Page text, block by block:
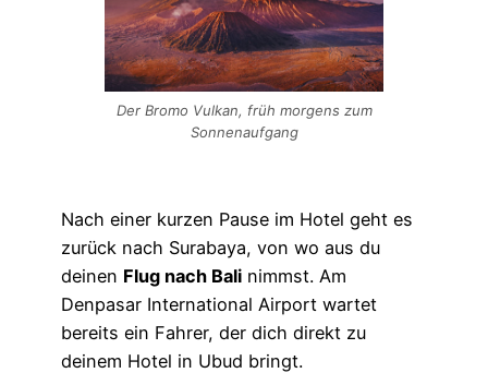
Der Bromo Vulkan, früh morgens zum
Sonnenaufgang
Nach einer kurzen Pause im Hotel geht es
zurück nach Surabaya, von wo aus du
deinen Flug nach Bali nimmst. Am
Denpasar International Airport wartet
bereits ein Fahrer, der dich direkt zu
deinem Hotel in Ubud bringt.